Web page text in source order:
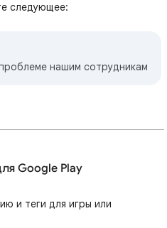
следующее:
нашим сотрудникам
Google Play
и теги для игры или